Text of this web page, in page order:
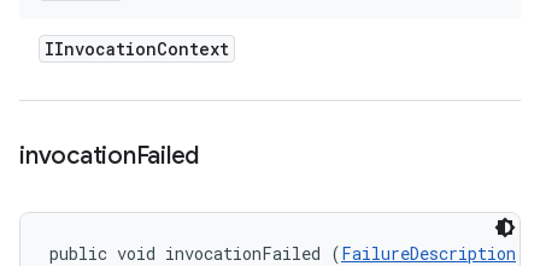
IInvocationContext
invocationFailed
public void invocationFailed (FailureDescription